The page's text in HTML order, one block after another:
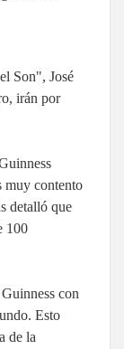
Son", José
irán por
muy contento
detalló que
100
con
Esto
de la